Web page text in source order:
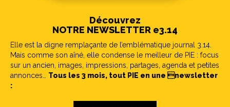
Découvrez
NOTRE NEWSLETTER e3.14
Elle est la digne remplaçante de l’emblématique journal 3.14.
Mais comme son aîné, elle condense le meilleur de PIE : focus
sur un ancien, images, impressions, partages, agenda et petites
annonces… Tous les 3 mois, tout PIE en une newsletter
: